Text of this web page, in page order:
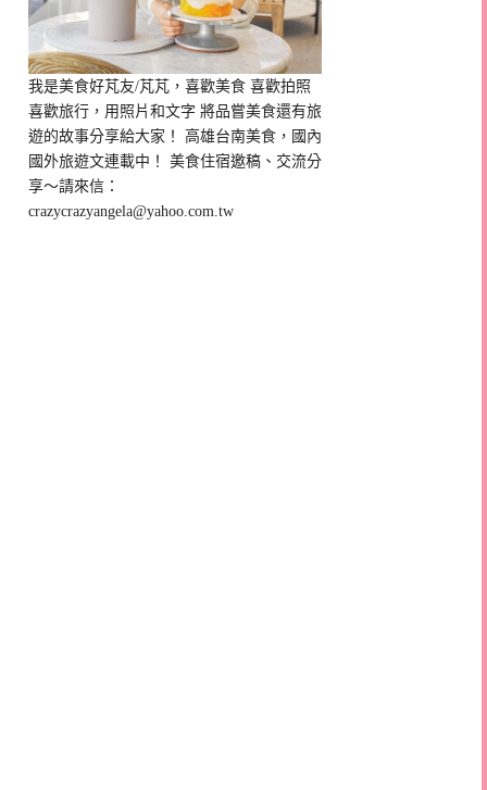
我是美食好芃友/芃芃，喜歡美食 喜歡拍照
喜歡旅行，用照片和文字 將品嘗美食還有旅
遊的故事分享給大家！ 高雄台南美食，國內
國外旅遊文連載中！ 美食住宿邀稿、交流分
享～請來信：
crazycrazyangela@yahoo.com.tw